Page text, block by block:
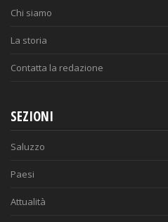
Chi siamo
La storia
Contatta la redazione
SEZIONI
Saluzzo
Paesi
Attualità